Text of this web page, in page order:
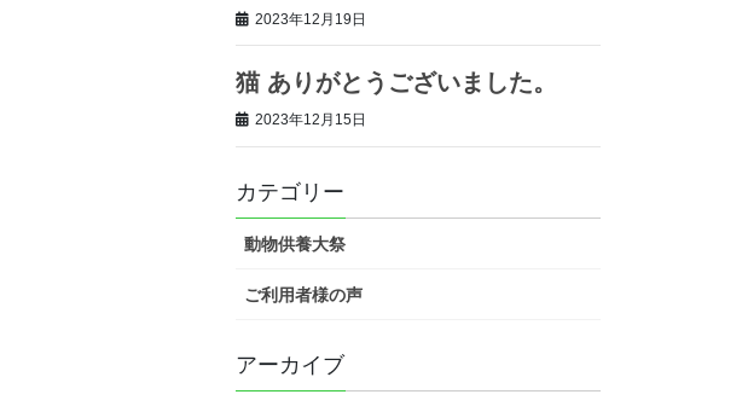
2023年12月19日
猫 ありがとうございました。
2023年12月15日
カテゴリー
動物供養大祭
ご利用者様の声
アーカイブ